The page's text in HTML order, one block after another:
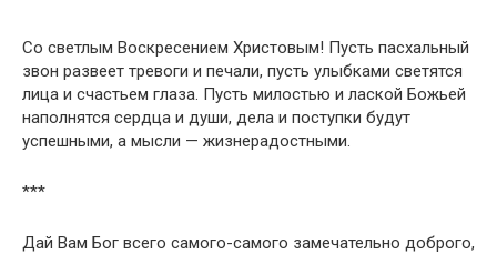
Со светлым Воскресением Христовым! Пусть пасхальный
звон развеет тревоги и печали, пусть улыбками светятся
лица и счастьем глаза. Пусть милостью и лаской Божьей
наполнятся сердца и души, дела и поступки будут
успешными, а мысли — жизнерадостными.
***
Дай Вам Бог всего самого-самого замечательно доброго,